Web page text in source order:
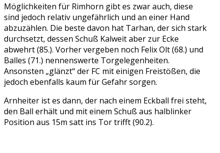
Möglichkeiten für Rimhorn gibt es zwar auch, diese
sind jedoch relativ ungefährlich und an einer Hand
abzuzählen. Die beste davon hat Tarhan, der sich stark
durchsetzt, dessen Schuß Kalweit aber zur Ecke
abwehrt (85.). Vorher vergeben noch Felix Olt (68.) und
Balles (71.) nennenswerte Torgelegenheiten.
Ansonsten „glänzt“ der FC mit einigen Freistößen, die
jedoch ebenfalls kaum für Gefahr sorgen.
Arnheiter ist es dann, der nach einem Eckball frei steht,
den Ball erhält und mit einem Schuß aus halblinker
Position aus 15m satt ins Tor trifft (90.2).